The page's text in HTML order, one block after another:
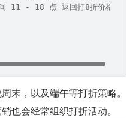
11 - 18 点 返回打8折价格
末，以及端午等打折策略。
也会经常组织打折活动。